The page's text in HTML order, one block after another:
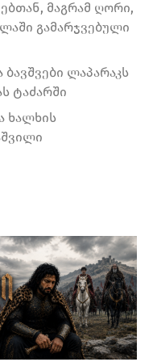
მაგრამ ღორი,
გამარჯვებული
ბავშვები ლაპარაკს
ტაძარში
ხალხის